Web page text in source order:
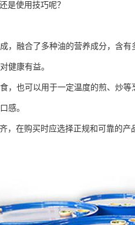
是使用技巧呢？
，融合了多种油的营养成分，含有
健康有益。
，也可以用于一定温度的煎、炒等
感。
，在购买时应选择正规和可靠的产